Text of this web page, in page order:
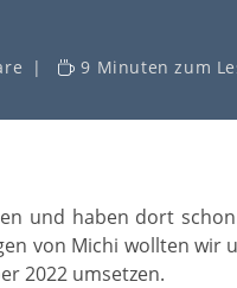
9 Minuten zum
und haben dort
von Michi wollten
2022 umsetzen.